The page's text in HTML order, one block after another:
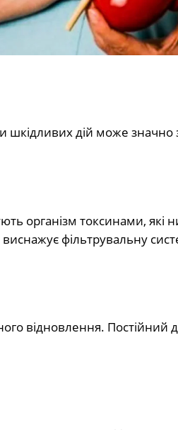
дій може значно
організм токсинами, які
фільтрувальну
відновлення. Постійний